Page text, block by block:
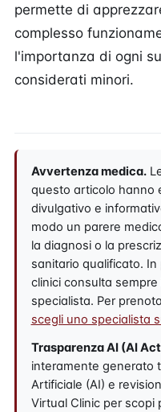
permette di
complesso
l'importanza di ogni
considerati minori.
Avvertenza medica.
questo articolo hanno
divulgativo e
modo un parere
la diagnosi o la
sanitario qualificato.
clinici consulta
specialista. Per
scegli uno specialista
Trasparenza AI (AI
interamente generato
Artificiale (AI) e
Virtual Clinic per scopi